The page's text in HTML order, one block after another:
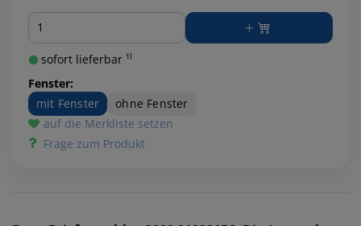
Menge
sofort lieferbar ¹⁾
Fenster:
mit Fenster
ohne Fenster
auf die Merkliste setzen
Frage zum Produkt